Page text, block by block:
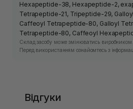
Hexapeptide-38, Hexapeptide-2,
Tetrapeptide-21, Tripeptide-29,
Caffeoyl Tetrapeptide-80, Galloyl
Tetrapeptide-80, Caffeoyl
Склад засобу може змінюватись виробником.
Перед використанням ознайомтесь з
Відгуки